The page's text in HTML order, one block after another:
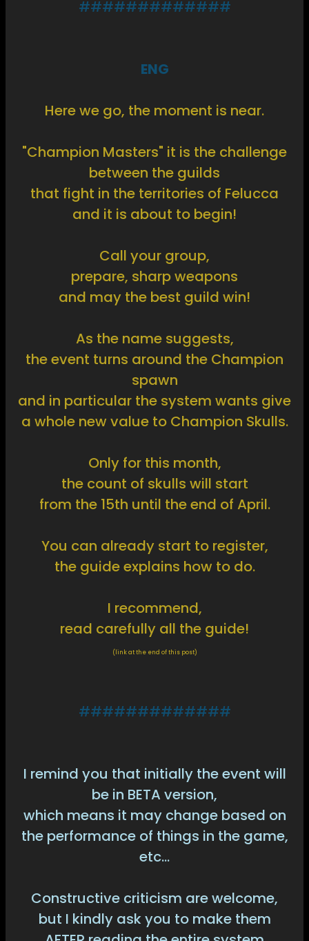
#############
ENG
Here we go, the moment is near.
"Champion Masters" it is the challenge
between the guilds
that fight in the territories of Felucca
and it is about to begin!
Call your group,
prepare, sharp weapons
and may the best guild win!
As the name suggests,
the event turns around the Champion
spawn
and in particular the system wants give
a whole new value to Champion Skulls.
Only for this month,
the count of skulls will start
from the 15th until the end of April.
You can already start to register,
the guide explains how to do.
I recommend,
read carefully all the guide!
(link at the end of this post)
#############
I remind you that initially the event will
be in BETA version,
which means it may change based on
the performance of things in the game,
etc...
Constructive criticism are welcome,
but I kindly ask you to make them